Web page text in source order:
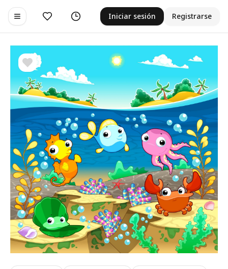
Toggle navigation menu
Me gustaHistorial Iniciar sesión Registrarse